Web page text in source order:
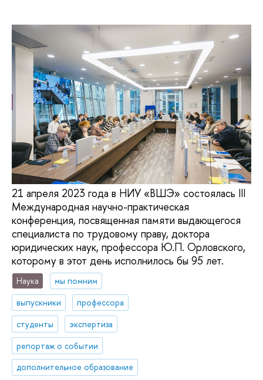
21 апреля 2023 года в НИУ «ВШЭ» состоялась III
Международная научно-практическая
конференция, посвященная памяти выдающегося
специалиста по трудовому праву, доктора
юридических наук, профессора Ю.П. Орловского,
которому в этот день исполнилось бы 95 лет.
Наука
мы помним
выпускники
профессора
студенты
экспертиза
репортаж о событии
дополнительное образование